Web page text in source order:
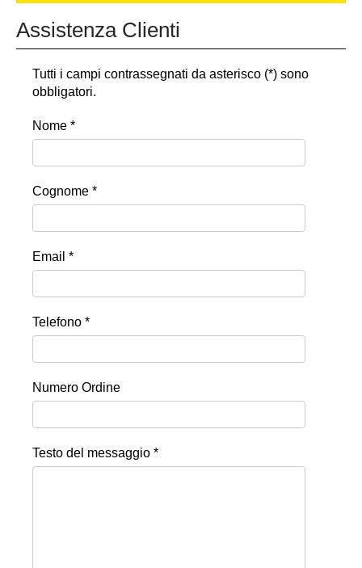
Assistenza Clienti
Tutti i campi contrassegnati da asterisco (*) sono
obbligatori.
Nome *
Cognome *
Email *
Telefono *
Numero Ordine
Testo del messaggio *